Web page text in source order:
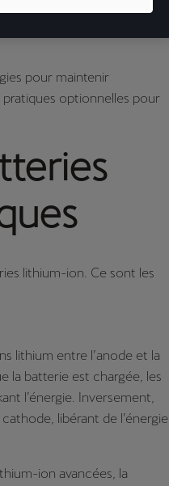
pour maintenir
optionnelles pour
lithium-ion. Ce sont les
lithium entre l’anode et la
la batterie est chargée, les
l’énergie. Inversement,
libérant de l’énergie
ion avancées, la